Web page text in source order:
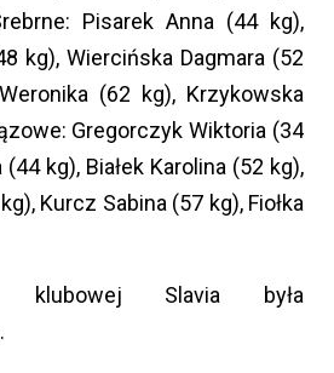
Pisarek Anna (44 kg),
kg), Wiercińska Dagmara (52
(62 kg), Krzykowska
Gregorczyk Wiktoria (34
kg), Białek Karolina (52 kg),
Kurcz Sabina (57 kg), Fiołka
klubowej Slavia była